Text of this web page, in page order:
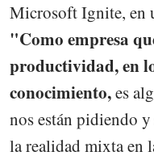
Microsoft Ignite, en
"Como empresa
productividad, en
conocimiento,es
nos están pidiendo
la realidad mixta en